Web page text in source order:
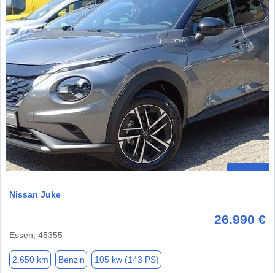
Nissan Juke
26.990 €
Essen, 45355
2.650 km Benzin 105 kw (143 PS)